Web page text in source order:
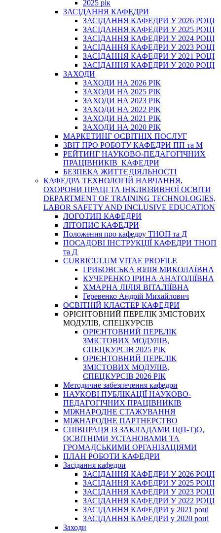
2025 рік
ЗАСІДАННЯ КАФЕДРИ
ЗАСІДАННЯ КАФЕДРИ У 2026 РОЦІ
ЗАСІДАННЯ КАФЕДРИ У 2025 РОЦІ
ЗАСІДАННЯ КАФЕДРИ У 2024 РОЦІ
ЗАСІДАННЯ КАФЕДРИ У 2023 РОЦІ
ЗАСІДАННЯ КАФЕДРИ У 2021 РОЦІ
ЗАСІДАННЯ КАФЕДРИ У 2020 РОЦІ
ЗАХОДИ
ЗАХОДИ НА 2026 РІК
ЗАХОДИ НА 2025 РІК
ЗАХОДИ НА 2023 РІК
ЗАХОДИ НА 2022 РІК
ЗАХОДИ НА 2021 РІК
ЗАХОДИ НА 2020 РІК
МАРКЕТИНГ ОСВІТНІХ ПОСЛУГ
3BIT ПРО РОБОТУ КАФЕДРИ ПП та М
РЕЙТИНГ НАУКОВО-ПЕДАГОГІЧНИХ
ПРАЦІВНИКІВ КАФЕДРИ
БЕЗПЕКА ЖИТТЄДІЯЛЬНОСТІ
КАФЕДРА ТЕХНОЛОГІЙ НАВЧАННЯ,
ОХОРОНИ ПРАЦІ ТА ІНКЛЮЗИВНОЇ ОСВІТИ
DEPARTMENT OF TRAINING TECHNOLOGIES,
LABOR SAFETY AND INCLUSIVE EDUCATION
ЛОГОТИП КАФЕДРИ
ЛІТОПИС КАФЕДРИ
Положення про кафедру ТНОП та Д
ПОСАДОВІ ІНСТРУКЦІЇ КАФЕДРИ ТНОП
та Д
CURRICULUM VITAE PROFILE
ГРИБОВСЬКА ЮЛІЯ МИКОЛАЇВНА
КУЧЕРЕНКО ІРИНА АНАТОЛІЇВНА
ХМАРНА ЛІЛІЯ ВІТАЛІЇВНА
Геревенко Андрій Михайлович
ОСВІТНІЙ КЛАСТЕР КАФЕДРИ
ОРІЄНТОВНИЙ ПЕРЕЛІК ЗМІСТОВИХ
МОДУЛІВ, СПЕЦКУРСІВ
ОРІЄНТОВНИЙ ПЕРЕЛІК
ЗМІСТОВИХ МОДУЛІВ,
СПЕЦКУРСІВ 2025 РІК
ОРІЄНТОВНИЙ ПЕРЕЛІК
ЗМІСТОВИХ МОДУЛІВ,
СПЕЦКУРСІВ 2026 РІК
Методичне забезпечення кафедри
НАУКОВІ ПУБЛІКАЦІЇ НАУКОВО-
ПЕДАГОГІЧНИХ ПРАЦІВНИКІВ
МІЖНАРОДНЕ СТАЖУВАННЯ
МІЖНАРОДНЕ ПАРТНЕРСТВО
СПІВПРАЦЯ ІЗ ЗАКЛАДАМИ П(П-Т)О,
ОСВІТНІМИ УСТАНОВАМИ ТА
ГРОМАДСЬКИМИ ОРГАНІЗАЦІЯМИ
ПЛАН РОБОТИ КАФЕДРИ
Засідання кафедри
ЗАСІДАННЯ КАФЕДРИ У 2026 РОЦІ
ЗАСІДАННЯ КАФЕДРИ У 2025 РОЦІ
ЗАСІДАННЯ КАФЕДРИ У 2023 РОЦІ
ЗАСІДАННЯ КАФЕДРИ У 2022 РОЦІ
ЗАСІДАННЯ КАФЕДРИ у 2021 році
ЗАСІДАННЯ КАФЕДРИ у 2020 році
Заходи